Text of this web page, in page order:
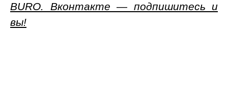
BURO. Вконтакте — подпишитесь и
вы!